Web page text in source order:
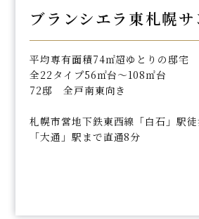
ブランシエラ東札幌サ
平均専有面積74㎡超ゆとりの邸宅
全22タイプ56㎡台～108㎡台
72邸 全戸南東向き
札幌市営地下鉄東西線「白石」駅
「大通」駅まで直通8分